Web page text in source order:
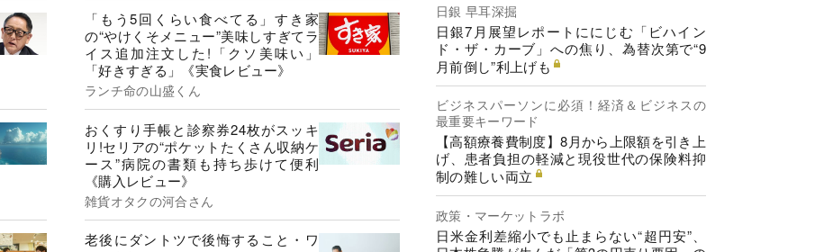
「もう5回くらい食べてる」すき家
の“やけくそメニュー”美味しすぎてラ
イス追加注文した!「クソ美味い」
「好きすぎる」《実食レビュー》
ランチ命の山盛くん
おくすり手帳と診察券24枚がスッキ
リ!セリアの“ポケットたくさん収納ケ
ース”病院の書類も持ち歩けて便利
《購入レビュー》
雑貨オタクの河合さん
老後にダントツで後悔すること・ワ
日銀 早耳深掘
日銀7月展望レポートににじむ「ビハイン
ド・ザ・カーブ」への焦り、為替次第で“9
月前倒し”利上げも
ビジネスパーソンに必須！経済＆ビジネスの
最重要キーワード
【高額療養費制度】8月から上限額を引き上
げ、患者負担の軽減と現役世代の保険料抑
制の難しい両立
政策・マーケットラボ
日米金利差縮小でも止まらない“超円安”、